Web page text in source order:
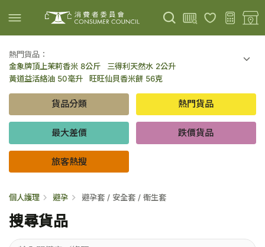
上載圖片 掃描條碼
熱門貨品：
金象牌頂上茉莉香米 8公斤
三得利天然水 2公升
黃道益活絡油 50毫升
旺旺仙貝香米餅 56克
百勝廚新加坡叻沙拉麵 144克
倍樂醇乳酪飲品 - 藍莓 65毫升 x 6
金象牌頂上茉莉香米 5公斤
低鹽/無鹽/低糖/無糖食品
貨品分類 熱門貨品
最大差價 跌價貨品
旅客熱搜
個人護理 避孕 避孕套 / 安全套 / 衛生套
搜尋貨品